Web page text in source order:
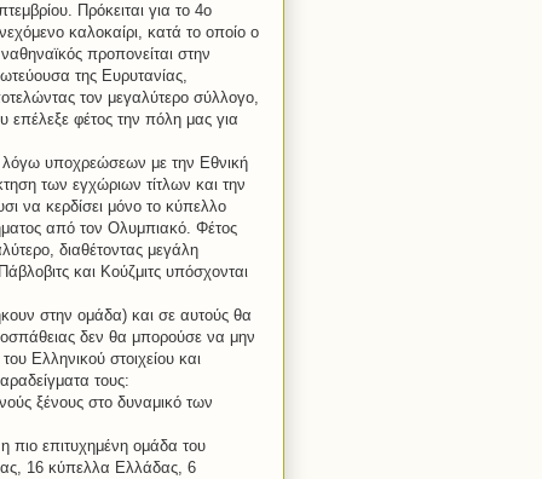
Πρόκειται για το 4ο
καλοκαίρι, κατά το οποίο ο
προπονείται στην
της Ευρυτανίας,
τον μεγαλύτερο σύλλογο,
επέλεξε φέτος την πόλη μας για
λόγω υποχρεώσεων με την Εθνική
των εγχώριων τίτλων και την
να κερδίσει μόνο το κύπελλο
από τον Ολυμπιακό. Φέτος
διαθέτοντας μεγάλη
και Κούζμιτς υπόσχονται
στην ομάδα) και σε αυτούς θα
δεν θα μπορούσε να μην
Ελληνικού στοιχείου και
τους:
ξένους στο δυναμικό των
πιο επιτυχημένη ομάδα του
16 κύπελλα Ελλάδας, 6